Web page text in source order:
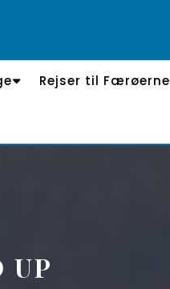
Rejser til Færøerne
UP